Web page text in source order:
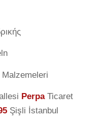
PerpaTicaret
Şişli İstanbul